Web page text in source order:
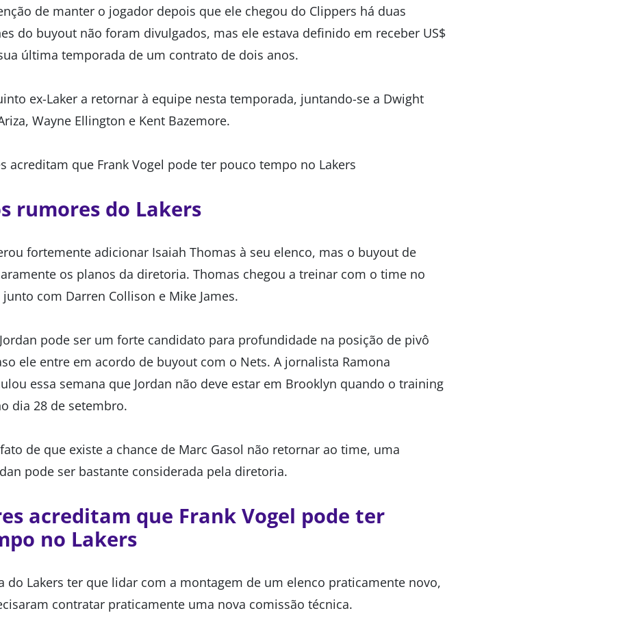
de manter o jogador depois que ele chegou do Clippers há duas
do buyout não foram divulgados, mas ele estava definido em receber US$
última temporada de um contrato de dois anos.
ex-Laker a retornar à equipe nesta temporada, juntando-se a Dwight
Wayne Ellington e Kent Bazemore.
acreditam que Frank Vogel pode ter pouco tempo no Lakers
rumores do Lakers
fortemente adicionar Isaiah Thomas à seu elenco, mas o buyout de
os planos da diretoria. Thomas chegou a treinar com o time no
com Darren Collison e Mike James.
pode ser um forte candidato para profundidade na posição de pivô
ele entre em acordo de buyout com o Nets. A jornalista Ramona
essa semana que Jordan não deve estar em Brooklyn quando o training
dia 28 de setembro.
de que existe a chance de Marc Gasol não retornar ao time, uma
pode ser bastante considerada pela diretoria.
acreditam que Frank Vogel pode ter
no Lakers
do Lakers ter que lidar com a montagem de um elenco praticamente novo,
contratar praticamente uma nova comissão técnica.